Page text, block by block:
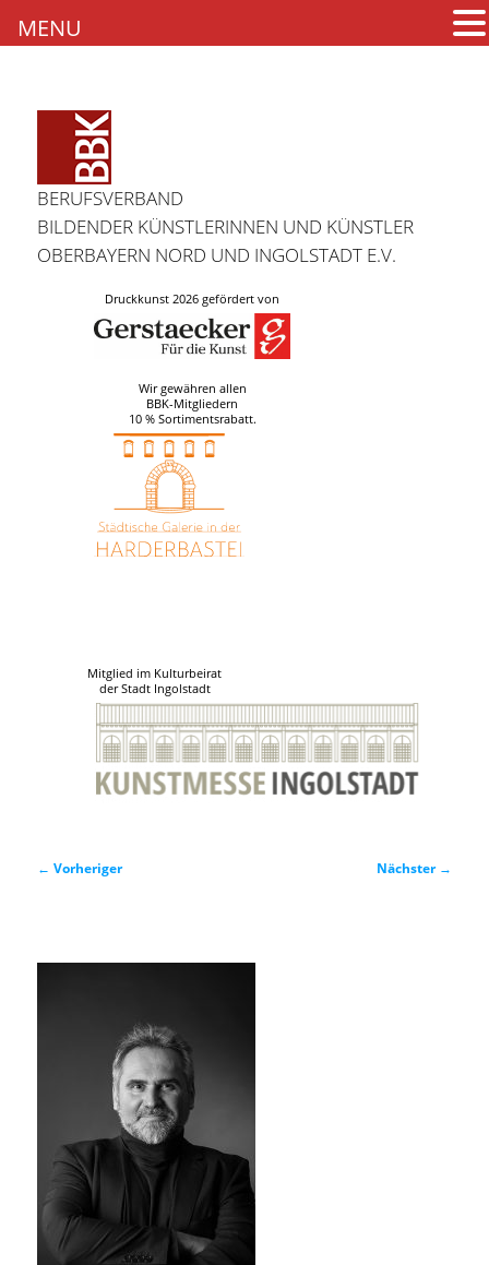
BERUFSVERBAND
BILDENDER KÜNSTLERINNEN UND KÜNSTLER
OBERBAYERN NORD UND INGOLSTADT E.V.
Druckkunst 2026 gefördert von
Wir gewähren allen
BBK-Mitgliedern
10 % Sortimentsrabatt.
Mitglied im Kulturbeirat
der Stadt Ingolstadt
Beitragsnavigation
← Vorheriger Nächster →
MENU